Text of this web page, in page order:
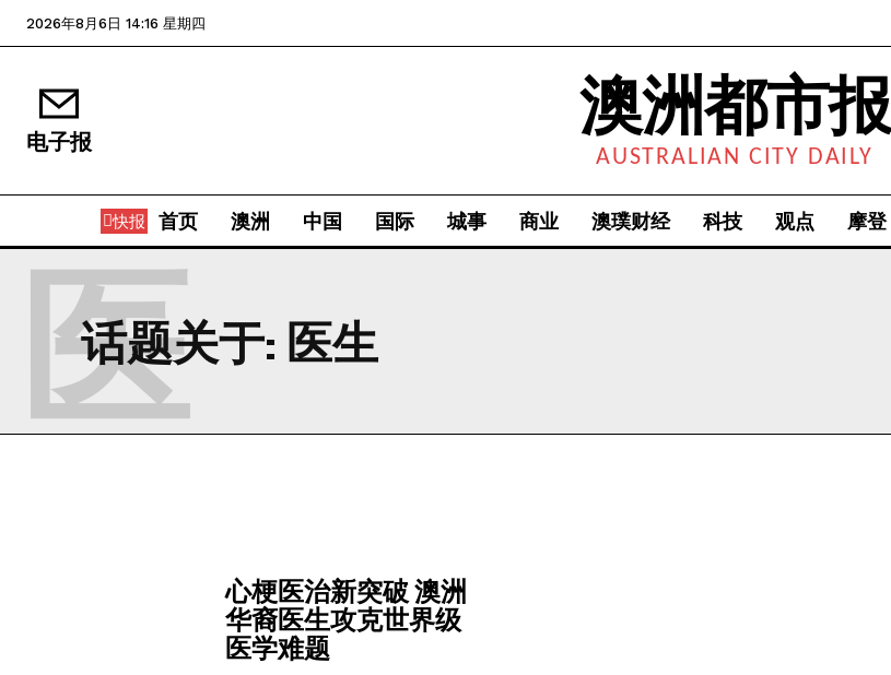
2026年8月6日 14:16 星期四
电子报 澳洲都市报
AUSTRALIAN CITY DAILY
快报 首页 澳洲 中国 国际 城事 商业 澳璞财经 科技 观点 摩登
话题关于: 医生
医
心梗医治新突破 澳洲
华裔医生攻克世界级
医学难题